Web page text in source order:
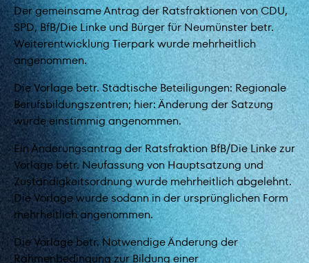
Der gemeinsame Antrag der Ratsfraktionen von CDU,
SPD, BfB/Die Linke und Bürger für Neumünster betr.
Weiterentwicklung Tierpark wurde mehrheitlich
angenommen.
Die Vorlage betr. Städtische Beteiligungen: Regionale
Berufsbildungszentren; hier: Änderung der Satzung
wurde einstimmig angenommen.
Ein Änderungsantrag der Ratsfraktion BfB/Die Linke zur
Vorlage betr. Neufassung von Hauptsatzung und
Zuständigkeitsordnung wurde mehrheitlich abgelehnt.
Die Vorlage wurde sodann in der ursprünglichen Form
mehrheitlich angenommen.
Die Vorlage betr. Notwendige Änderung der
Rahmenbedingung zur Bildung einer